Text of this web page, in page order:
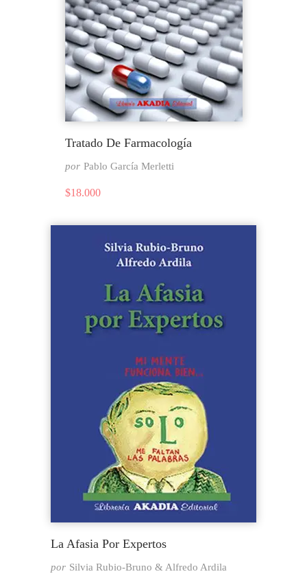
Tratado De Farmacología
por Pablo García Merletti
$18.000
La Afasia Por Expertos
por Silvia Rubio-Bruno & Alfredo Ardila